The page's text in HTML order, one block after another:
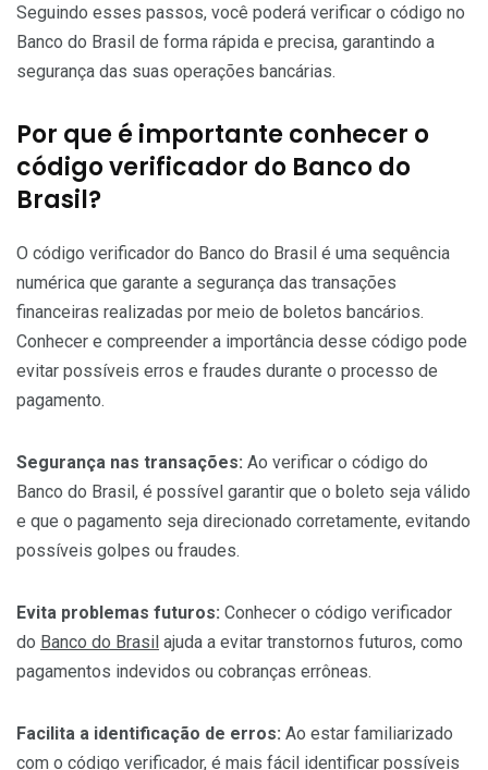
Seguindo esses passos, você poderá verificar o código no
Banco do Brasil de forma rápida e precisa, garantindo a
segurança das suas operações bancárias.
Por que é importante conhecer o
código verificador do Banco do
Brasil?
O código verificador do Banco do Brasil é uma sequência
numérica que garante a segurança das transações
financeiras realizadas por meio de boletos bancários.
Conhecer e compreender a importância desse código pode
evitar possíveis erros e fraudes durante o processo de
pagamento.
Segurança nas transações: Ao verificar o código do
Banco do Brasil, é possível garantir que o boleto seja válido
e que o pagamento seja direcionado corretamente, evitando
possíveis golpes ou fraudes.
Evita problemas futuros: Conhecer o código verificador
do Banco do Brasil ajuda a evitar transtornos futuros, como
pagamentos indevidos ou cobranças errôneas.
Facilita a identificação de erros: Ao estar familiarizado
com o código verificador, é mais fácil identificar possíveis